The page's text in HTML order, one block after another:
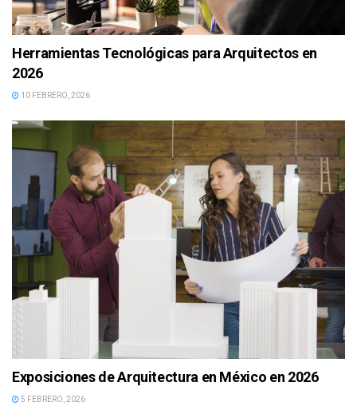
Herramientas Tecnológicas para Arquitectos en
2026
10 FEBRERO, 2026
Exposiciones de Arquitectura en México en 2026
5 FEBRERO, 2026